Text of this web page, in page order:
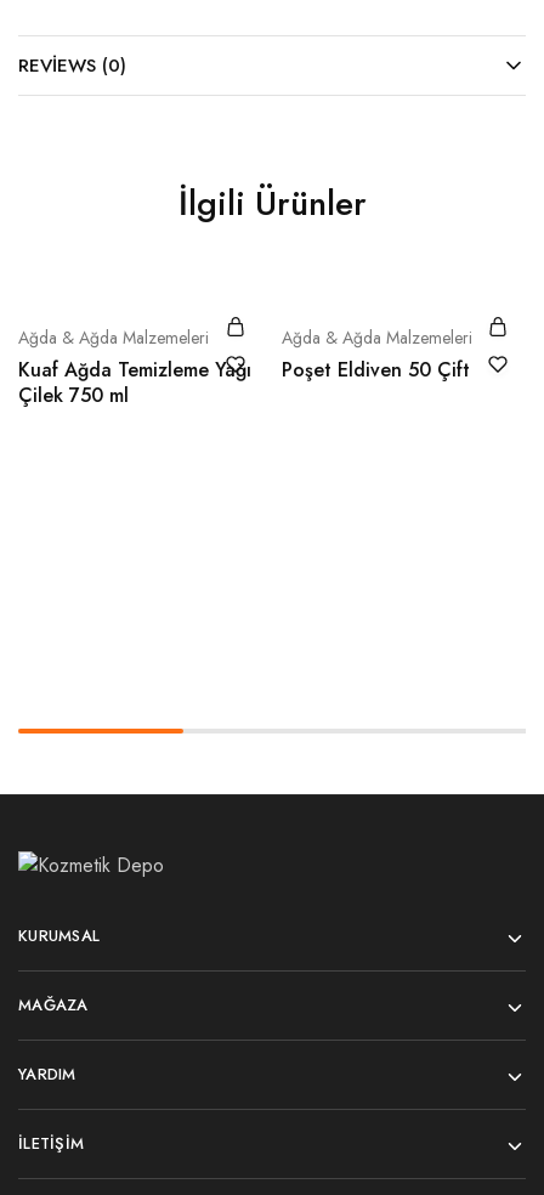
REVIEWS (0)
İlgili Ürünler
Ağda & Ağda Malzemeleri
Kuaf Ağda Temizleme Yağı
Çilek 750 ml
Ağda & Ağda Malzemeleri
Poşet Eldiven 50 Çift
KURUMSAL
MAĞAZA
YARDIM
İLETIŞIM